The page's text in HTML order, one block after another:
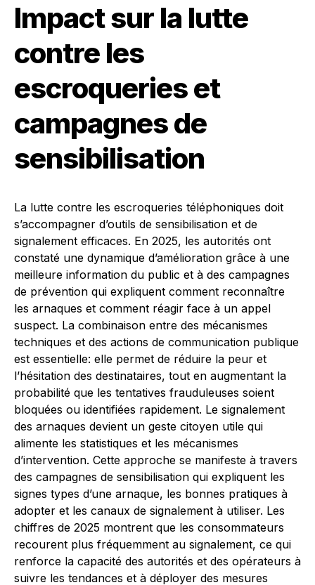
Impact sur la lutte
contre les
escroqueries et
campagnes de
sensibilisation
La lutte contre les escroqueries téléphoniques doit
s’accompagner d’outils de sensibilisation et de
signalement efficaces. En 2025, les autorités ont
constaté une dynamique d’amélioration grâce à une
meilleure information du public et à des campagnes
de prévention qui expliquent comment reconnaître
les arnaques et comment réagir face à un appel
suspect. La combinaison entre des mécanismes
techniques et des actions de communication publique
est essentielle: elle permet de réduire la peur et
l’hésitation des destinataires, tout en augmentant la
probabilité que les tentatives frauduleuses soient
bloquées ou identifiées rapidement. Le signalement
des arnaques devient un geste citoyen utile qui
alimente les statistiques et les mécanismes
d’intervention. Cette approche se manifeste à travers
des campagnes de sensibilisation qui expliquent les
signes types d’une arnaque, les bonnes pratiques à
adopter et les canaux de signalement à utiliser. Les
chiffres de 2025 montrent que les consommateurs
recourent plus fréquemment au signalement, ce qui
renforce la capacité des autorités et des opérateurs à
suivre les tendances et à déployer des mesures